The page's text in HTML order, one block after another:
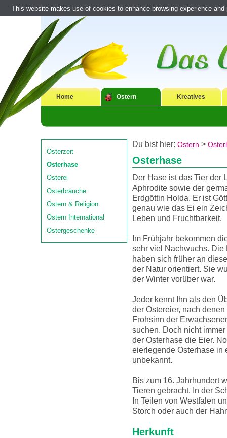
Home Ostern Kreatives
Osterzeit
Osterhase
Osterei
Osterbräuche
Ostern & Religion
Ostern International
Ostergeschenke
Du bist hier: Ostern >
Osterhase
Der Hase ist das Tier der
Aphrodite sowie der
Erdgöttin Holda. Er ist
genau wie das Ei ein
Leben und Fruchtbarkeit.
Im Frühjahr bekommen
sehr viel Nachwuchs. Die
haben sich früher an
der Natur orientiert. Sie
der Winter vorüber war.
Jeder kennt Ihn als den
der Ostereier, nach
Frohsinn der
suchen. Doch nicht
der Osterhase die Eier.
eierlegende Osterhase in
unbekannt.
Bis zum 16. Jahrhundert
Tieren gebracht. In der
In Teilen von Westfalen
Storch oder auch der
Herkunft
This website makes use of cookies to enhance browsing experience